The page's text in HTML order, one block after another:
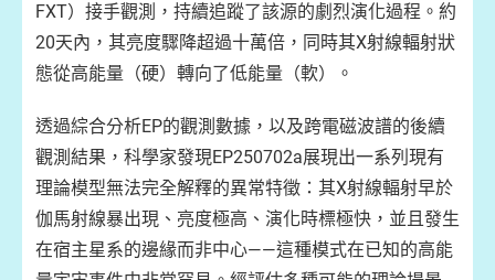
FXT）接手觀測，持續追蹤了該源的劇烈演化過程。約
20天內，其亮度驟降超過十萬倍，同時其X射線輻射狀
態從高能量（硬）轉向了低能量（軟）。
透過綜合分析EP的觀測數據，以及跨電磁波譜的後續
觀測結果，科學家發現EP250702a展現出一系列現有
理論模型無法完全解釋的異常特徵：其X射線輻射早於
伽馬射線暴出現、亮度極高、演化時標極快，並且發生
在宿主星系的邊緣而非中心——這種模式在已知的高能